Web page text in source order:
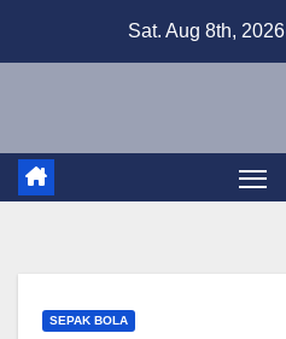
Sat. Aug 8th, 2026
SEPAK BOLA